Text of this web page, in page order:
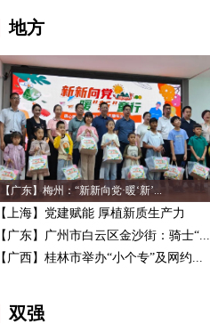
地方
【广东】梅州：“新新向党·暖‘新’...
【上海】党建赋能 厚植新质生产力
【广东】广州市白云区金沙街：骑士“...
【广西】桂林市举办“小个专”及网约...
双强